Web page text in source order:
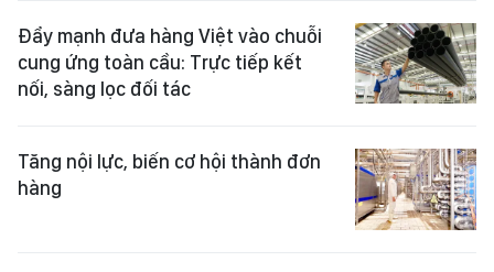
Đẩy mạnh đưa hàng Việt vào chuỗi
cung ứng toàn cầu: Trực tiếp kết
nối, sàng lọc đối tác
Tăng nội lực, biến cơ hội thành đơn
hàng